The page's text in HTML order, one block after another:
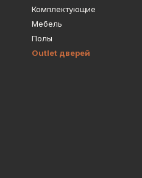
Комплектующие
Мебель
Полы
Outlet дверей